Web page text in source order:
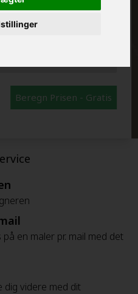
en maler pr. mail med det
videre med dit
Beregn Prisen - Gratis